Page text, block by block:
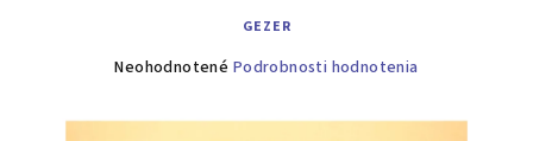
GEZER
Priemerné
Neohodnotené Podrobnosti hodnotenia